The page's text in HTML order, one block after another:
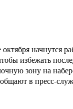
начнутся
избежать
зону на
в пресс-